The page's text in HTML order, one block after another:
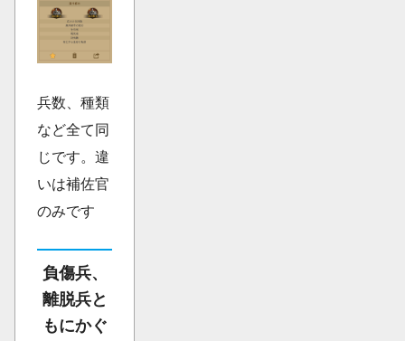
兵数、種類
など全て同
じです。違
いは補佐官
のみです
負傷兵、
離脱兵と
もにかぐ